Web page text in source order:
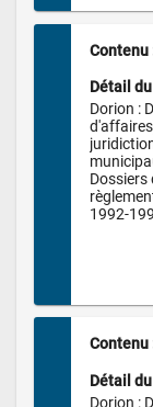
Détail
Dorion :
Dossiers
1992-
Détail
Dorion :